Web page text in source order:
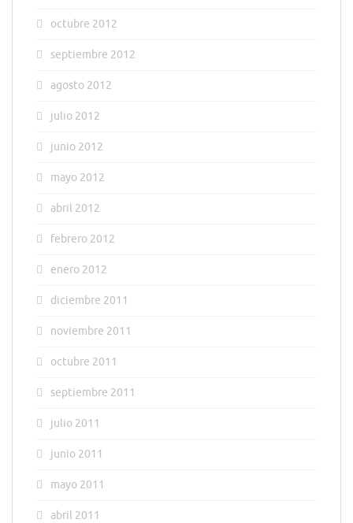
octubre 2012
septiembre 2012
agosto 2012
julio 2012
junio 2012
mayo 2012
abril 2012
febrero 2012
enero 2012
diciembre 2011
noviembre 2011
octubre 2011
septiembre 2011
julio 2011
junio 2011
mayo 2011
abril 2011